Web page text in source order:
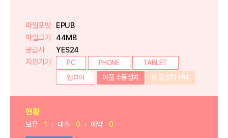
파일포맷
EPUB
파일크기
44MB
공급사
YES24
지원기기
PC PHONE
TABLET
웹뷰어
어플 수동설치 어플 설치 안내
현황
보유 1 대출 0 예약 0